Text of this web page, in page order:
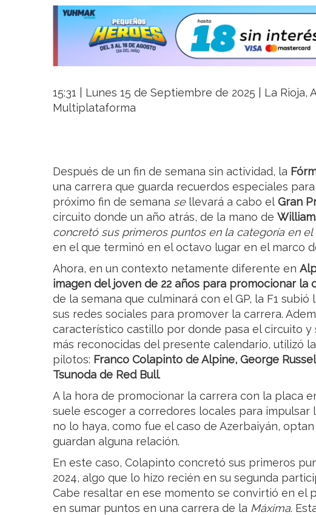
15:31 | Lunes 15 de Septiembre de 2025 | La Rioja,
Multiplataforma
Después de un fin de semana sin actividad, la
una carrera que guarda recuerdos especiales para
próximo fin de semana se llevará a cabo el Gran
circuito donde un año atrás, de la mano de
concretó sus primeros puntos en la categoría en
en el que terminó en el octavo lugar en el marco
Ahora, en un contexto netamente diferente en
imagen del joven de 22 años para promocionar la
de la semana que culminará con el GP, la F1
sus redes sociales para promover la carrera.
característico castillo por donde pasa el circuito y
más reconocidas del presente calendario, utilizó
pilotos: Franco Colapinto de Alpine, George
Tsunoda de Red Bull.
A la hora de promocionar la carrera con la placa
suele escoger a corredores locales para impulsar
no lo haya, como fue el caso de Azerbaiyán,
guardan alguna relación.
En este caso, Colapinto concretó sus primeros
2024, algo que lo hizo recién en su segunda
Cabe resaltar en ese momento se convirtió en el
en sumar puntos en una carrera de la Máxima.